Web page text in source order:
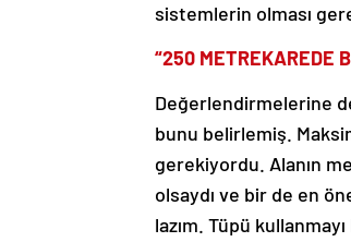
sistemlerin olması
“250 METREKAREDE
Değerlendirmelerine
bunu belirlemiş.
gerekiyordu. Alanın
olsaydı ve bir de en
lazım. Tüpü